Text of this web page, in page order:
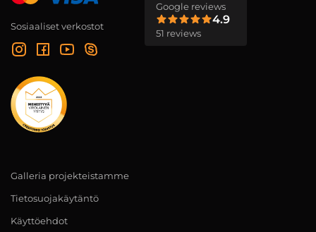
Sosiaaliset verkostot
Google reviews
4.9
51 reviews
Galleria projekteistamme
Tietosuojakäytäntö
Käyttöehdot